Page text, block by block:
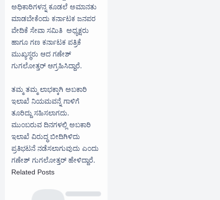
ಅಧಿಕಾರಿಗಳನ್ನ ಕೂಡಲೆ ಅಮಾನತು
ಮಾಡಬೇಕೆಂದು ಕರ್ನಾಟಕ ಜನಪರ
ವೇದಿಕೆ ಸೇವಾ ಸಮಿತಿ ಅಧ್ಯಕ್ಷರು
ಹಾಗೂ ಗಣ ಕರ್ನಾಟಕ ಪತ್ರಿಕೆ
ಮುಖ್ಯಸ್ಥರು ಆದ ಗಣೇಶ್
ಗುಗಲೋತ್ತರ್ ಆಗ್ರಹಿಸಿದ್ದಾರೆ.
ತಮ್ಮ ತಮ್ಮ ಲಾಭಕ್ಕಾಗಿ ಅಬಕಾರಿ
ಇಲಾಖೆ ನಿಯಮವನ್ನೆ ಗಾಳಿಗೆ
ತೂರಿದ್ದು ಸಹಿಸಲಾಗದು.
ಮುಂಬರುವ ದಿನಗಳಲ್ಲಿ ಅಬಕಾರಿ
ಇಲಾಖೆ ವಿರುದ್ಧ ಬೀದಿಗಿಳಿದು
ಪ್ರತಿಭಟನೆ ನಡೆಸಲಾಗುವುದು ಎಂದು
ಗಣೇಶ್ ಗುಗಲೋತ್ತರ್ ಹೇಳಿದ್ದಾರೆ.
Related Posts